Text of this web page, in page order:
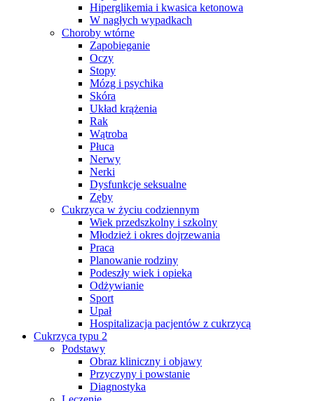
Hiperglikemia i kwasica ketonowa
W nagłych wypadkach
Choroby wtórne
Zapobieganie
Oczy
Stopy
Mózg i psychika
Skóra
Układ krążenia
Rak
Wątroba
Płuca
Nerwy
Nerki
Dysfunkcje seksualne
Zęby
Cukrzyca w życiu codziennym
Wiek przedszkolny i szkolny
Młodzież i okres dojrzewania
Praca
Planowanie rodziny
Podeszły wiek i opieka
Odżywianie
Sport
Upał
Hospitalizacja pacjentów z cukrzycą
Cukrzyca typu 2
Podstawy
Obraz kliniczny i objawy
Przyczyny i powstanie
Diagnostyka